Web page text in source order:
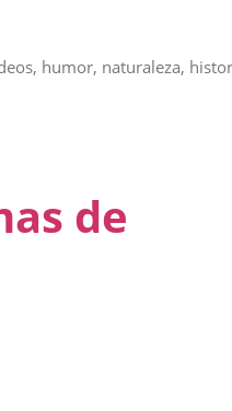
humor, naturaleza,
de